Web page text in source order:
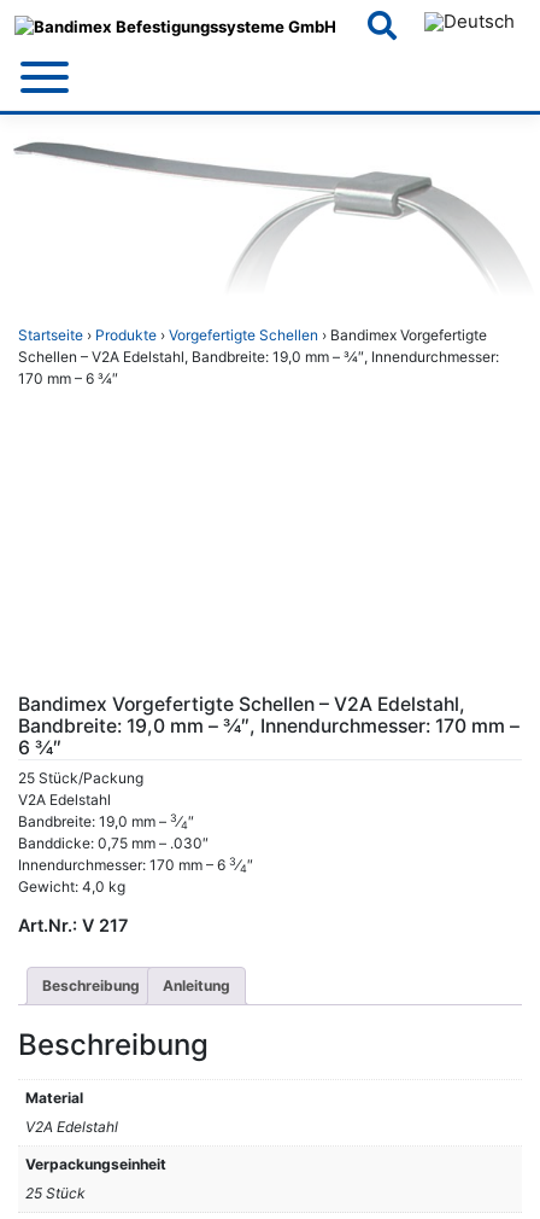
Startseite › Produkte › Vorgefertigte Schellen › Bandimex Vorgefertigte
Schellen – V2A Edelstahl, Bandbreite: 19,0 mm – 3⁄4″, Innendurchmesser:
170 mm – 6 3⁄4″
Bandimex Vorgefertigte Schellen – V2A Edelstahl,
Bandbreite: 19,0 mm – 3⁄4″, Innendurchmesser: 170 mm –
6 3⁄4″
25 Stück/Packung
V2A Edelstahl
Bandbreite: 19,0 mm – 3⁄4″
Banddicke: 0,75 mm – .030″
Innendurchmesser: 170 mm – 6 3⁄4″
Gewicht: 4,0 kg
Art.Nr.: V 217
Beschreibung Anleitung
Beschreibung
Material
V2A Edelstahl
Verpackungseinheit
25 Stück